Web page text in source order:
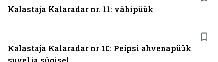
Kalastaja Kalaradar nr. 11: vähipüük
Kalastaja Kalaradar nr 10: Peipsi ahvenapüük
suvel ja sügisel